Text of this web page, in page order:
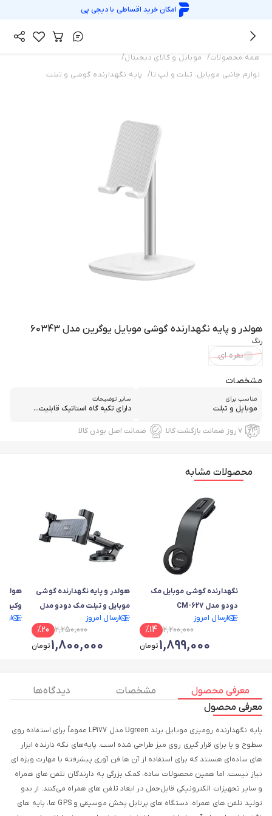
امکان خرید اقساطی بادیجی پی
همه محصولات/ موبایل و کالای دیجیتال/
لوازم جانبی موبایل، تبلت و لپ تا/ پایه نگهدارنده گوشی و تبلت
هولدر و پایه نگهدارنده گوشی موبایل یوگرین مدل 60343
رنگ
نقره ای
مشخصات
مناسب برای
موبایل و تبلت
سایر توضیحات
دارای تکیه گاه استاتیک قابلیت...
۷ روز ضمانت بازگشت کالا ضمانت اصل بودن کالا
محصولات مشابه
نگهدارنده گوشی موبایل مک
دودو مدل CM-627
ارسال امروز
2,200,000
%14
1,899,000تومان
هولدر و پایه نگهدارنده گوشی
موبایل و تبلت مک دودو مدل
CM-4310
ارسال امروز
2,250,000
%20
1,800,000تومان
هولدر
8420
معرفی محصول مشخصات
دیدگاه ها
معرفی محصول
پایه نگهدارنده رومیزی موبایل برند Ugreen مدل LP177 عموماً برای استفاده روی
سطوح و یا برای قرار گیری روی میز طراحی شده است. پایه‌های نگه‌ دارنده ابزار
های ساده‌ای هستند که برای استفاده از آن‌ ها فن‌ آوری پیشرفته یا مهارت ویژه‌ ای
نیاز نیست. اما همین محصولات ساده، کمک بزرگی به دارندگان تلفن‌ های همراه
و سایر تجهیزات الکترونیکی قابل‌حمل در ابعاد تلفن‌ های همراه می‌کنند. از بدو
تولید تلفن‌ های همراه، دستگاه‌ های پرتابل پخش موسیقی و GPS ها، پایه‌ های